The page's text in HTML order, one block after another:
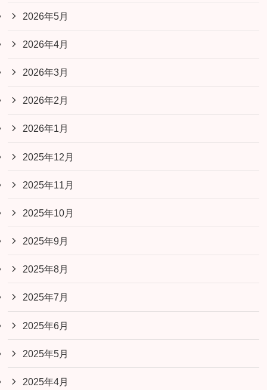
2026年5月
2026年4月
2026年3月
2026年2月
2026年1月
2025年12月
2025年11月
2025年10月
2025年9月
2025年8月
2025年7月
2025年6月
2025年5月
2025年4月